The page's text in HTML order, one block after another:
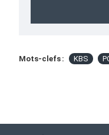
Mots-clefs : KBS